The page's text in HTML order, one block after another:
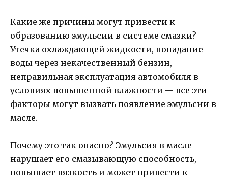
Какие же причины могут привести к
образованию эмульсии в системе смазки?
Утечка охлаждающей жидкости, попадание
воды через некачественный бензин,
неправильная эксплуатация автомобиля в
условиях повышенной влажности — все эти
факторы могут вызвать появление эмульсии в
масле.
Почему это так опасно? Эмульсия в масле
нарушает его смазывающую способность,
повышает вязкость и может привести к